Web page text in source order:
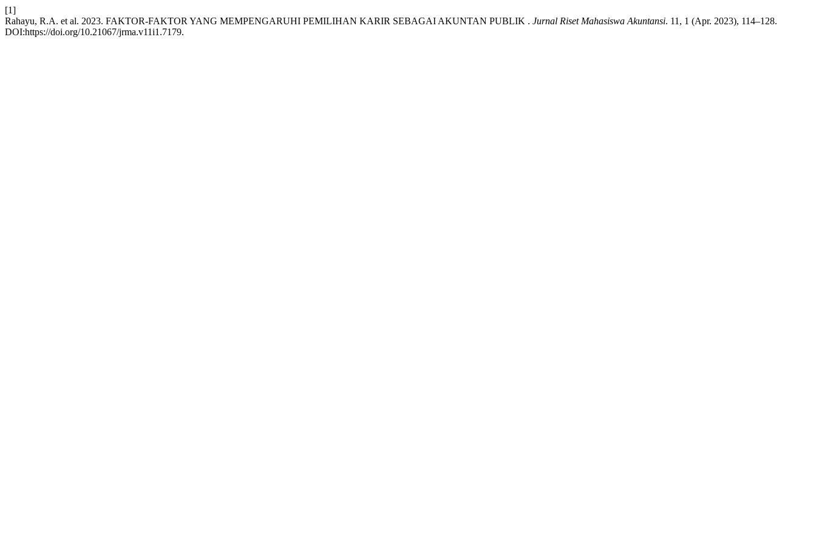
[1]
Rahayu, R.A. et al. 2023. FAKTOR-FAKTOR YANG MEMPENGARUHI PEMILIHAN KARIR SEBAGAI AKUNTAN PUBLIK . Jurnal Riset Mahasiswa Akuntansi. 11, 1 (Apr. 2023), 114–128.
DOI:https://doi.org/10.21067/jrma.v11i1.7179.